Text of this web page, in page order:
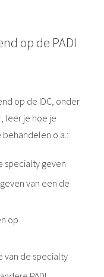
op de PADI
op de IDC, onder
, leer je hoe je
o.a.:
specialty geven
van een de
op
van de specialty